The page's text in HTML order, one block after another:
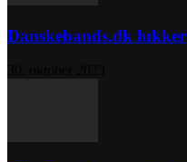
Danskebands.dk lukker